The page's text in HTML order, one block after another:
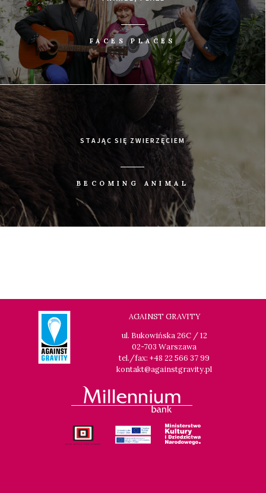
FACES PLACES
STAJĄC SIĘ ZWIERZĘCIEM
BECOMING ANIMAL
AGAINST GRAVITY
ul. Bukowińska 26C / 12
02-703 Warszawa
tel./fax: +48 22 566 37 99
kontakt@againstgravity.pl